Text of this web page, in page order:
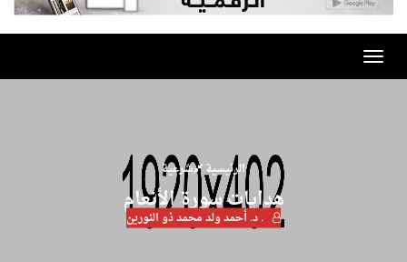
Toggle
navigation
الرئيسية شرعية
هدايات سورة الأنعام
. د. أحمد ولد محمد ذو النورين